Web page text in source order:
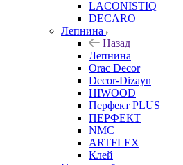
LACONISTIQ
DECARO
Лепнина
Назад
Лепнина
Orac Decor
Decor-Dizayn
HIWOOD
Перфект PLUS
ПЕРФЕКТ
NMC
ARTFLEX
Клей